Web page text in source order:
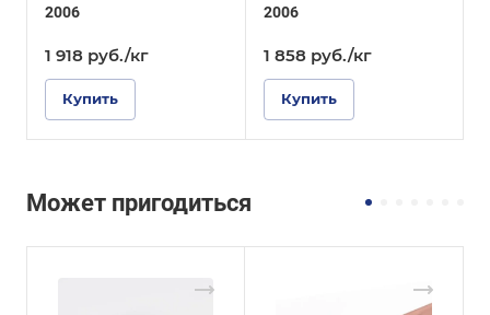
2006
1 918 руб./кг
Купить
2006
1 858 руб./кг
Купить
Может пригодиться